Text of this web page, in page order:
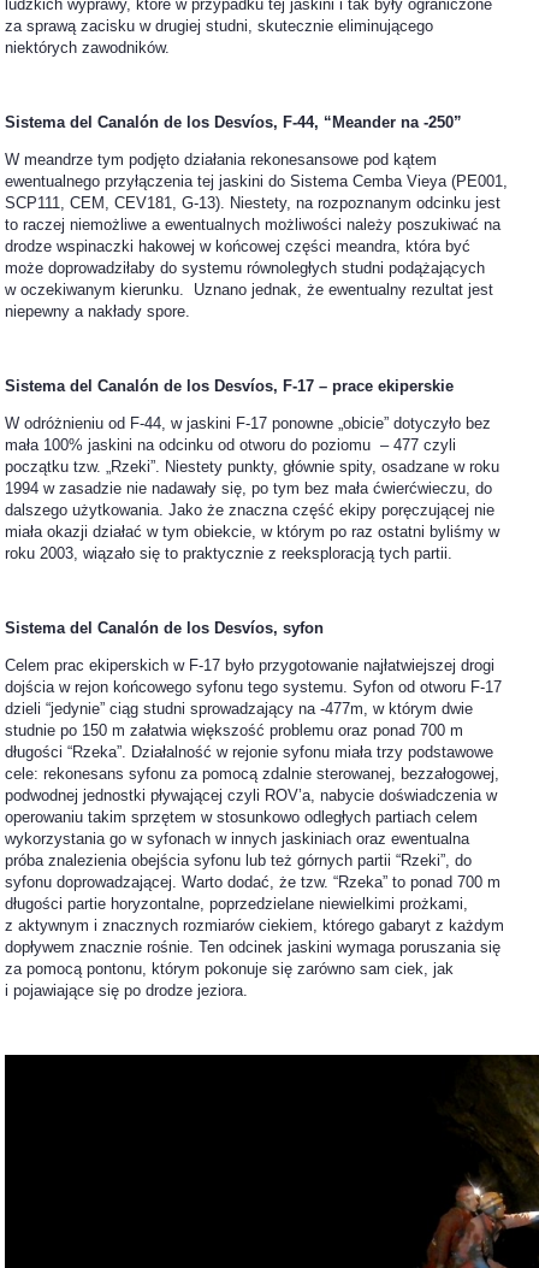
ludzkich wyprawy, które w przypadku tej jaskini i tak były ograniczone
za sprawą zacisku w drugiej studni, skutecznie eliminującego
niektórych zawodników.
Sistema del Canalón de los Desvíos,F-44, “Meander na -250”
W meandrze tym podjęto działania rekonesansowe pod kątem
ewentualnego przyłączenia tej jaskini do Sistema Cemba Vieya (PE001,
SCP111, CEM, CEV181, G-13). Niestety, na rozpoznanym odcinku jest
to raczej niemożliwe a ewentualnych możliwości należy poszukiwać na
drodze wspinaczki hakowej w końcowej części meandra, która być
może doprowadziłaby do systemu równoległych studni podążających
w oczekiwanym kierunku. Uznano jednak, że ewentualny rezultat jest
niepewny a nakłady spore.
Sistema del Canalón de los Desvíos,F-17 – prace ekiperskie
W odróżnieniu od F-44, w jaskini F-17 ponowne „obicie” dotyczyło bez
mała 100% jaskini na odcinku od otworu do poziomu – 477 czyli
początku tzw. „Rzeki”. Niestety punkty, głównie spity, osadzane w roku
1994 w zasadzie nie nadawały się, po tym bez mała ćwierćwieczu, do
dalszego użytkowania. Jako że znaczna część ekipy poręczującej nie
miała okazji działać w tym obiekcie, w którym po raz ostatni byliśmy w
roku 2003, wiązało się to praktycznie z reeksploracją tych partii.
Sistema del Canalón de los Desvíos,syfon
Celem prac ekiperskich w F-17 było przygotowanie najłatwiejszej drogi
dojścia w rejon końcowego syfonu tego systemu. Syfon od otworu F-17
dzieli “jedynie” ciąg studni sprowadzający na -477m, w którym dwie
studnie po 150 m załatwia większość problemu oraz ponad 700 m
długości “Rzeka”. Działalność w rejonie syfonu miała trzy podstawowe
cele: rekonesans syfonu za pomocą zdalnie sterowanej, bezzałogowej,
podwodnej jednostki pływającej czyli ROV’a, nabycie doświadczenia w
operowaniu takim sprzętem w stosunkowo odległych partiach celem
wykorzystania go w syfonach w innych jaskiniach oraz ewentualna
próba znalezienia obejścia syfonu lub też górnych partii “Rzeki”, do
syfonu doprowadzającej. Warto dodać, że tzw. “Rzeka” to ponad 700 m
długości partie horyzontalne, poprzedzielane niewielkimi prożkami,
z aktywnym i znacznych rozmiarów ciekiem, którego gabaryt z każdym
dopływem znacznie rośnie. Ten odcinek jaskini wymaga poruszania się
za pomocą pontonu, którym pokonuje się zarówno sam ciek, jak
i pojawiające się po drodze jeziora.